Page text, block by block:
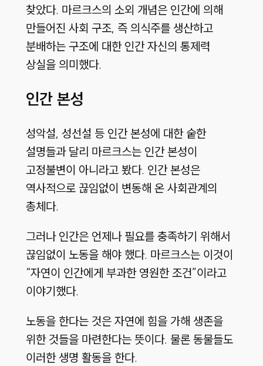
찾았다. 마르크스의 소외 개념은 인간에 의해
만들어진 사회 구조, 즉 의식주를 생산하고
분배하는 구조에 대한 인간 자신의 통제력
상실을 의미했다.
인간 본성
성악설, 성선설 등 인간 본성에 대한 숱한
설명들과 달리 마르크스는 인간 본성이
고정불변이 아니라고 봤다. 인간 본성은
역사적으로 끊임없이 변동해 온 사회관계의
총체다.
그러나 인간은 언제나 필요를 충족하기 위해서
끊임없이 노동을 해야 했다. 마르크스는 이것이
“자연이 인간에게 부과한 영원한 조건”이라고
이야기했다.
노동을 한다는 것은 자연에 힘을 가해 생존을
위한 것들을 마련한다는 뜻이다. 물론 동물들도
이러한 생명 활동을 한다.